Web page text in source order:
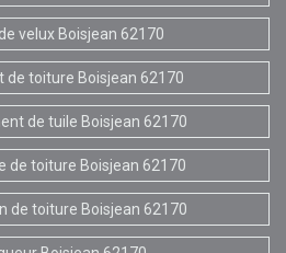
velux Boisjean 62170
de toiture Boisjean 62170
de tuile Boisjean 62170
de toiture Boisjean 62170
de toiture Boisjean 62170